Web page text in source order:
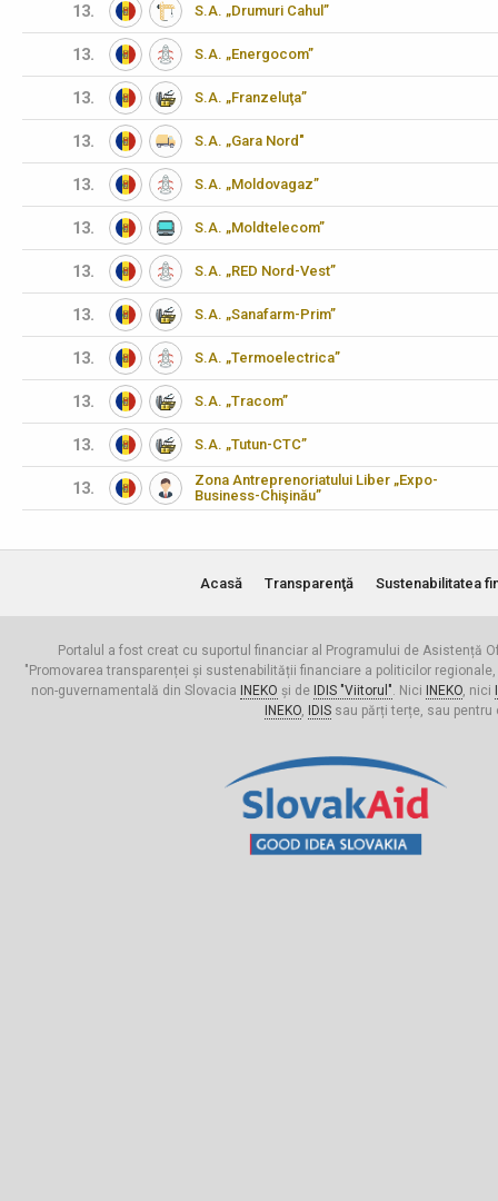
13. S.A. „Drumuri Cahul”
13. S.A. „Energocom”
13. S.A. „Franzeluţa”
13. S.A. „Gara Nord"
13. S.A. „Moldovagaz”
13. S.A. „Moldtelecom”
13. S.A. „RED Nord-Vest”
13. S.A. „Sanafarm-Prim”
13. S.A. „Termoelectrica”
13. S.A. „Tracom”
13. S.A. „Tutun-CTC”
13.
Zona Antreprenoriatului Liber „Expo-
Business-Chişinău”
Acasă Transparenţă Sustenabilitatea
Portalul a fost creat cu suportul financiar al Programului de Asistență
"Promovarea transparenței și sustenabilității financiare a politicilor
non-guvernamentală din Slovacia
INEKO și de IDIS "Viitorul". Nici INEKO, nici
INEKO, IDISsau părți terțe, sau pentru